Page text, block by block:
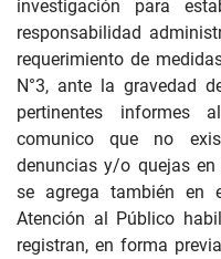
investigación para
responsabilidad
requerimiento de
N°3, ante la gravedad
pertinentes informes
comunico que no
denuncias y/o quejas
se agrega también en
Atención al Público
registran, en forma